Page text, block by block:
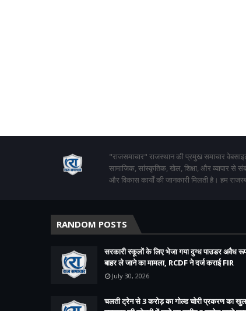
"राजसमाचार" राजस्थान की प्रमुख समाचार
सामाजिक, सांस्कृतिक, खेल, शिक्षा, और व्यापार से
और विकास कार्यों की जानकारी मिलती है। हम
RANDOM POSTS
सरकारी स्कूलों के लिए भेजा गया दुग्ध पाउडर अवैध
बाहर ले जाने का मामला, RCDF ने दर्ज कराई FIR
July 30, 2026
चलती ट्रेन से 3 करोड़ का गोल्ड चोरी प्रकरण का